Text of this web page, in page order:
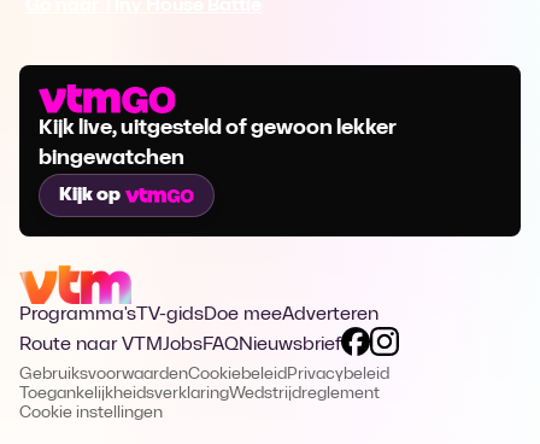
Kijk live, uitgesteld of gewoon lekker
bingewatchen
Kijk op
Programma's TV-gidsDoe meeAdverteren
Route naar VTMJobsFAQNieuwsbrief
GebruiksvoorwaardenCookiebeleid Privacybeleid
ToegankelijkheidsverklaringWedstrijdreglement
Cookie instellingen